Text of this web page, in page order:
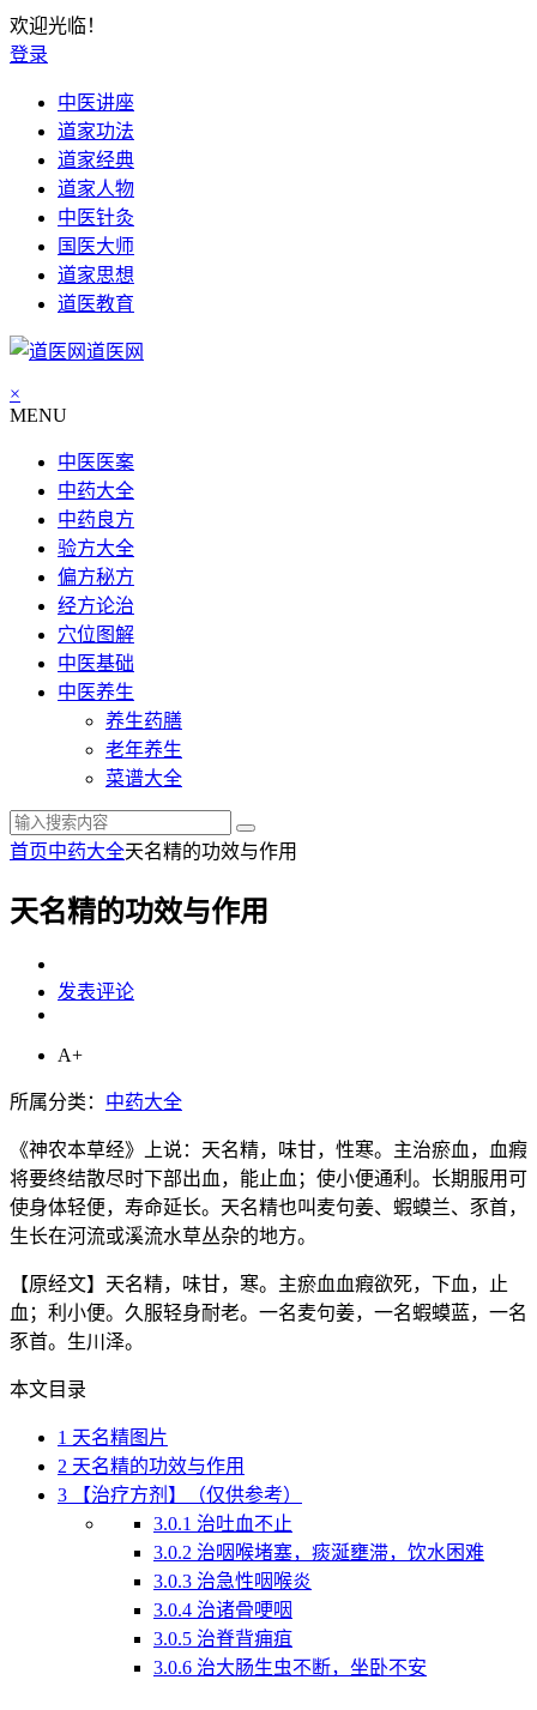
欢迎光临！
登录
中医讲座
道家功法
道家经典
道家人物
中医针灸
国医大师
道家思想
道医教育
道医网
×
MENU
中医医案
中药大全
中药良方
验方大全
偏方秘方
经方论治
穴位图解
中医基础
中医养生
养生药膳
老年养生
菜谱大全
首页中药大全天名精的功效与作用
天名精的功效与作用
发表评论
A+
所属分类： 中药大全
《神农本草经》上说：天名精，味甘，性寒。主治瘀血，血瘕
将要终结散尽时下部出血，能止血；使小便通利。长期服用可
使身体轻便，寿命延长。天名精也叫麦句姜、蝦蟆兰、豕首，
生长在河流或溪流水草丛杂的地方。
【原经文】天名精，味甘，寒。主瘀血血瘕欲死，下血，止
血；利小便。久服轻身耐老。一名麦句姜，一名蝦蟆蓝，一名
豕首。生川泽。
本文目录
1 天名精图片
2 天名精的功效与作用
3 【治疗方剂】（仅供参考）
3.0.1 治吐血不止
3.0.2 治咽喉堵塞，痰涎壅滞，饮水困难
3.0.3 治急性咽喉炎
3.0.4 治诸骨哽咽
3.0.5 治脊背痈疽
3.0.6 治大肠生虫不断，坐卧不安